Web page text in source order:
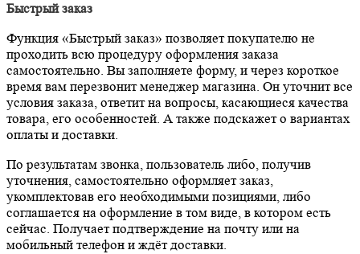
Быстрый заказ
Функция «Быстрый заказ» позволяет покупателю не
проходить всю процедуру оформления заказа
самостоятельно. Вы заполняете форму, и через короткое
время вам перезвонит менеджер магазина. Он уточнит все
условия заказа, ответит на вопросы, касающиеся качества
товара, его особенностей. А также подскажет о вариантах
оплаты и доставки.
По результатам звонка, пользователь либо, получив
уточнения, самостоятельно оформляет заказ,
укомплектовав его необходимыми позициями, либо
соглашается на оформление в том виде, в котором есть
сейчас. Получает подтверждение на почту или на
мобильный телефон и ждёт доставки.